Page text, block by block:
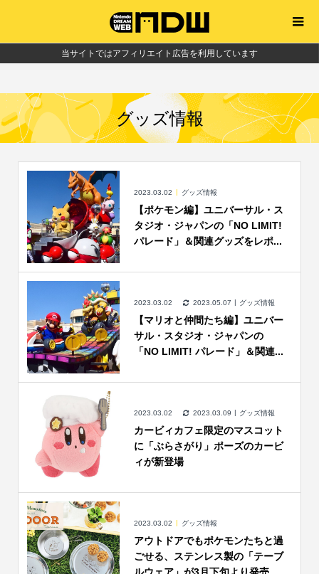
当サイトではアフィリエイト広告を利用しています
グッズ情報
2023.03.02 グッズ情報
【ポケモン編】ユニバーサル・ス
タジオ・ジャパンの「NO LIMIT!
パレード」＆関連グッズをレポ...
2023.03.02 2023.05.07 グッズ情報
【マリオと仲間たち編】ユニバー
サル・スタジオ・ジャパンの
「NO LIMIT! パレード」＆関連...
2023.03.02 2023.03.09 グッズ情報
カービィカフェ限定のマスコット
に「ぶらさがり」ポーズのカービ
ィが新登場
2023.03.02 グッズ情報
アウトドアでもポケモンたちと過
ごせる、ステンレス製の「テーブ
ルウェア」が3月下旬より発売